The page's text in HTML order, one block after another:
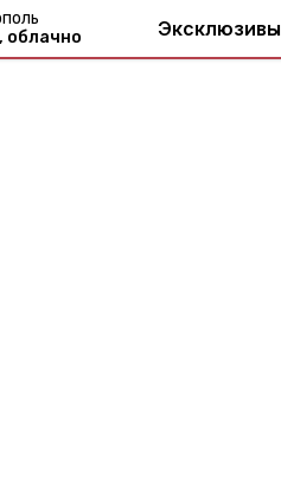
облачно Эксклюзивы